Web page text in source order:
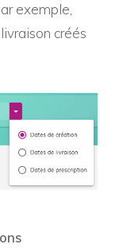
exemple,
créés